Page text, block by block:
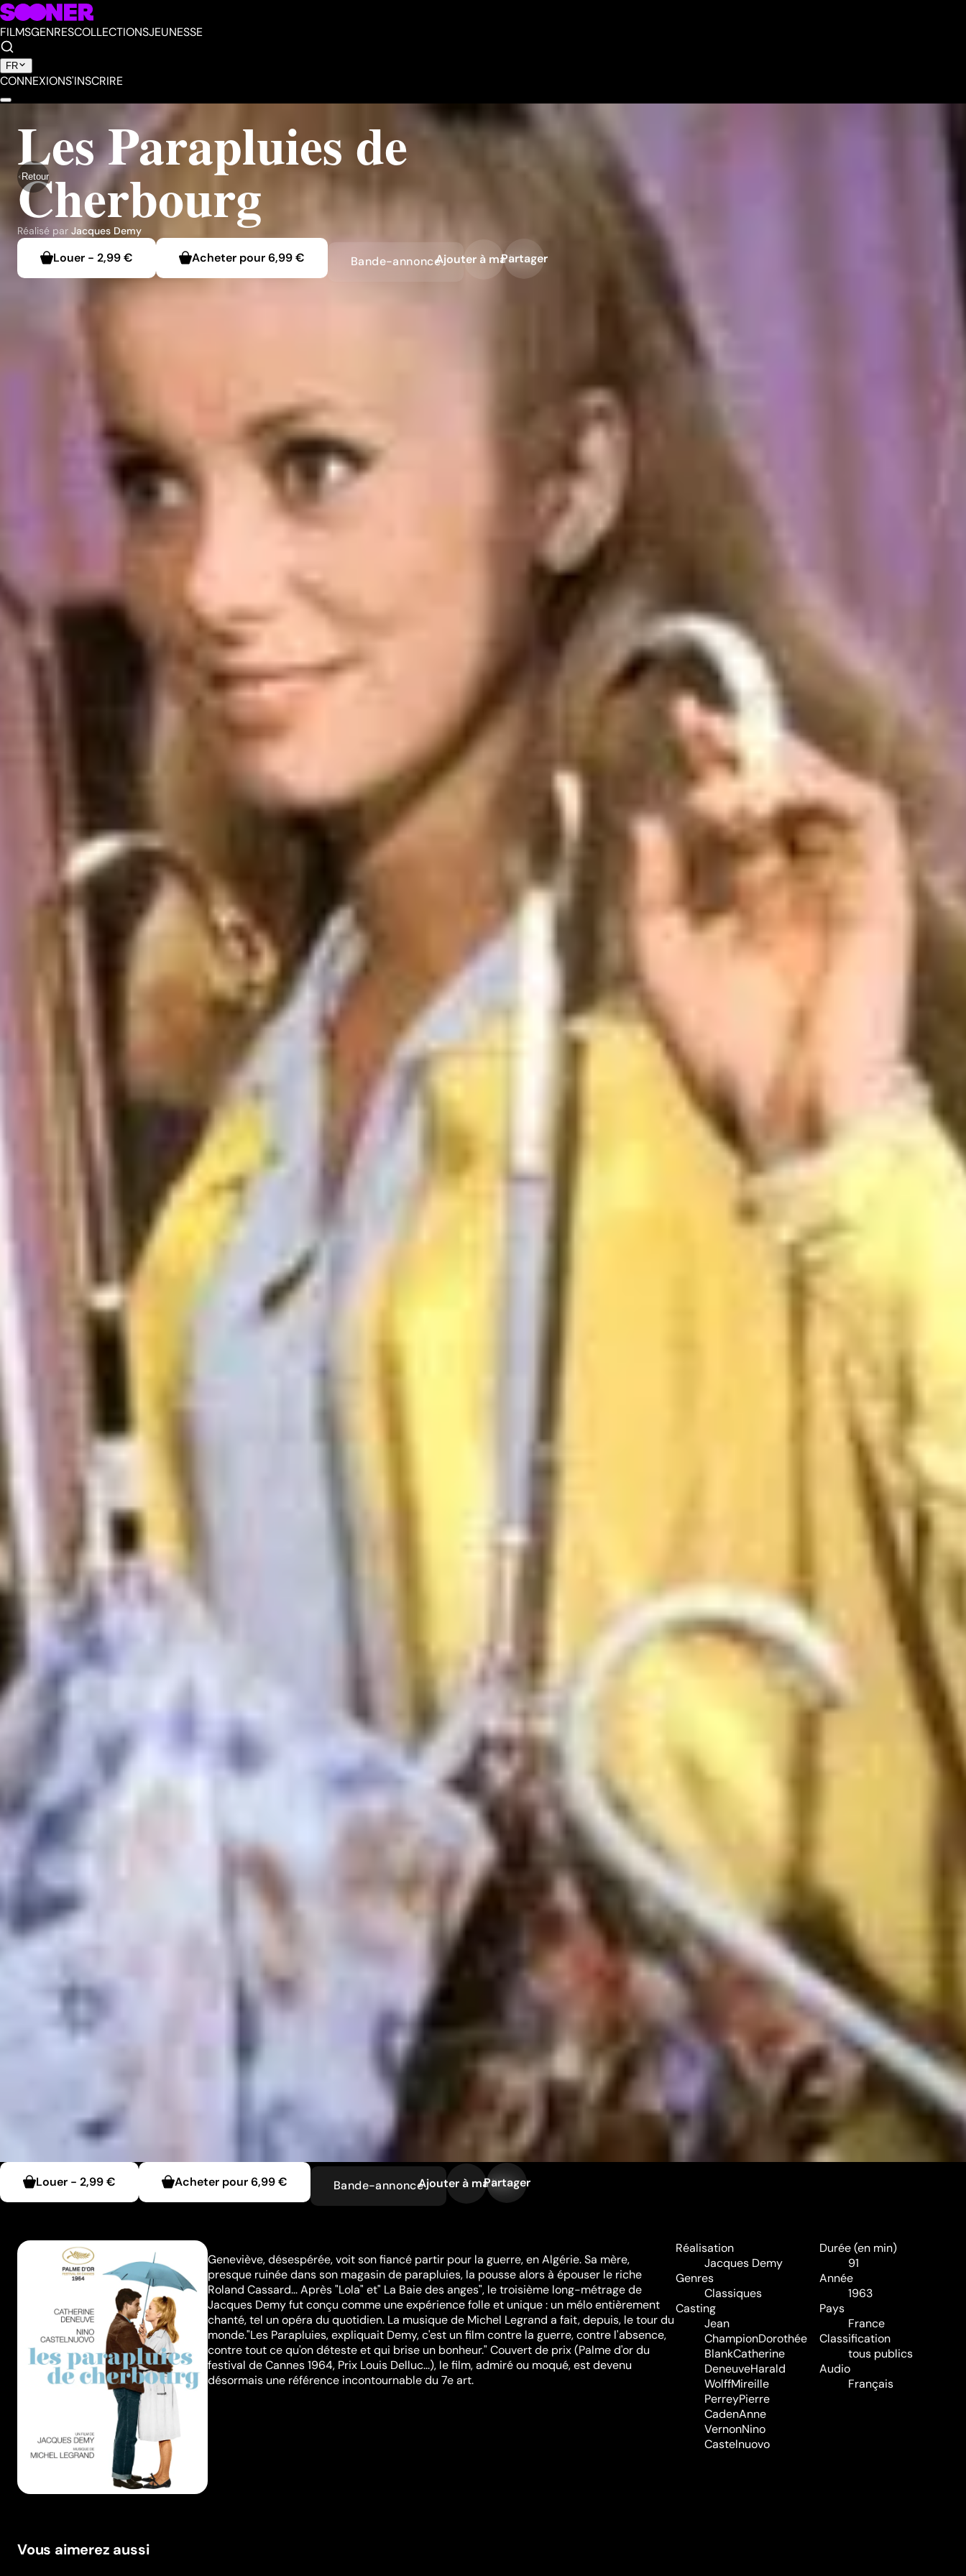
FILMSGENRESCOLLECTIONSJEUNESSE
FR
CONNEXIONS'INSCRIRE
Retour
Les Parapluies de
Cherbourg
Réalisé par Jacques Demy
Louer - 2,99 € Acheter pour6,99 € Bande-annonceAjouter à ma liste
Partager
Louer - 2,99 € Acheter pour6,99 € Bande-annonceAjouter à ma liste
Partager
Geneviève, désespérée, voit son fiancé partir pour la guerre, en Algérie. Sa mère,
presque ruinée dans son magasin de parapluies, la pousse alors à épouser le riche
Roland Cassard... Après "Lola" et" La Baie des anges", le troisième long-métrage de
Jacques Demy fut conçu comme une expérience folle et unique : un mélo entièrement
chanté, tel un opéra du quotidien. La musique de Michel Legrand a fait, depuis, le tour du
monde."Les Parapluies, expliquait Demy, c'est un film contre la guerre, contre l'absence,
contre tout ce qu'on déteste et qui brise un bonheur." Couvert de prix (Palme d'or du
festival de Cannes 1964, Prix Louis Delluc...), le film, admiré ou moqué, est devenu
désormais une référence incontournable du 7e art.
Réalisation
Jacques Demy
Genres
Classiques
Casting
Jean
ChampionDorothée
BlankCatherine
DeneuveHarald
WolffMireille
PerreyPierre
CadenAnne
VernonNino
Castelnuovo
Durée (en min)
91
Année
1963
Pays
France
Classification
tous publics
Audio
Français
Vous aimerez aussi